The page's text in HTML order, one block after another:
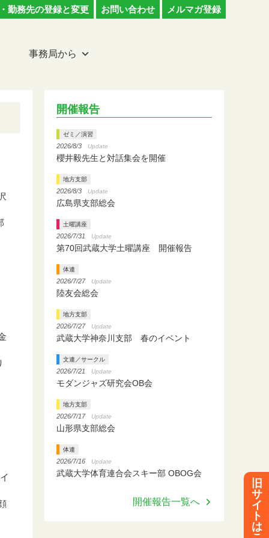
勤務先の登録と変更 お問い合わせ メルマガ登録
事務局から
開催報告
ゼミ／演習
2026/8/3 Update
櫻井毅先生と対話集会を開催
地方支部
2026/8/3 Update
広島県支部総会
土曜講座
2026/7/31 Update
第70回武蔵大学土曜講座 開催報告
体連
2026/7/27 Update
陸友会総会
地方支部
2026/7/27 Update
武蔵大学神奈川支部 春のイベント
文連／サークル
2026/7/21 Update
モダンジャズ研究会OB会
地方支部
2026/7/17 Update
山形県支部総会
体連
2026/7/16 Update
武蔵大学体育連合会スキー部 OBOG会
開催報告一覧へ
旧
サ
イ
ト
は